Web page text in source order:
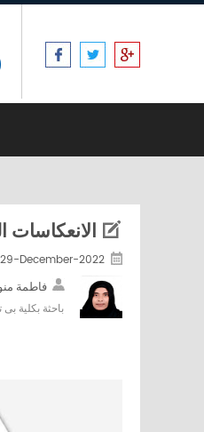
الانعكاسات
29-December-2022
فاطمة
باحثة بكلية بى